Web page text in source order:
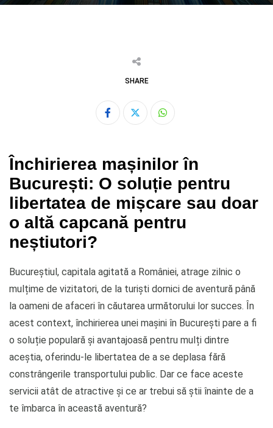
SHARE
Whatsapp
Închirierea mașinilor în
București: O soluție pentru
libertatea de mișcare sau doar
o altă capcană pentru
neștiutori?
Bucureștiul, capitala agitată a României, atrage zilnic o
mulțime de vizitatori, de la turiști dornici de aventură până
la oameni de afaceri în căutarea următorului lor succes. În
acest context, închirierea unei mașini în București pare a fi
o soluție populară și avantajoasă pentru mulți dintre
aceștia, oferindu-le libertatea de a se deplasa fără
constrângerile transportului public. Dar ce face aceste
servicii atât de atractive și ce ar trebui să știi înainte de a
te îmbarca în această aventură?